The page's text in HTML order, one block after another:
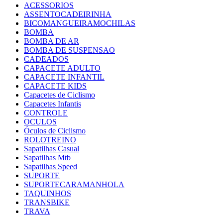
ACESSORIOS
ASSENTOCADEIRINHA
BICOMANGUEIRAMOCHILAS
BOMBA
BOMBA DE AR
BOMBA DE SUSPENSAO
CADEADOS
CAPACETE ADULTO
CAPACETE INFANTIL
CAPACETE KIDS
Capacetes de Ciclismo
Capacetes Infantis
CONTROLE
OCULOS
Óculos de Ciclismo
ROLOTREINO
Sapatilhas Casual
Sapatilhas Mtb
Sapatilhas Speed
SUPORTE
SUPORTECARAMANHOLA
TAQUINHOS
TRANSBIKE
TRAVA